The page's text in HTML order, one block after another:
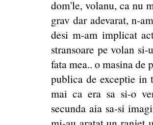
dom'le, volanu, ca nu
grav dar adevarat, n-
desi m-am implicat
stransoare pe volan
fata mea.. o masina de
publica de exceptie in
mai ca era sa si-o
secunda aia sa-si